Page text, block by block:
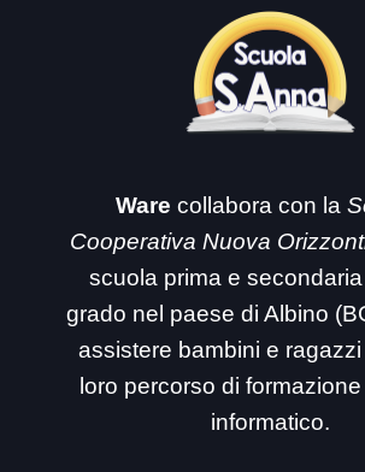
Ware collabora con la
Cooperativa Nuova
scuola prima e
grado nel paese di Albino
assistere bambini e
loro percorso di
informatico.